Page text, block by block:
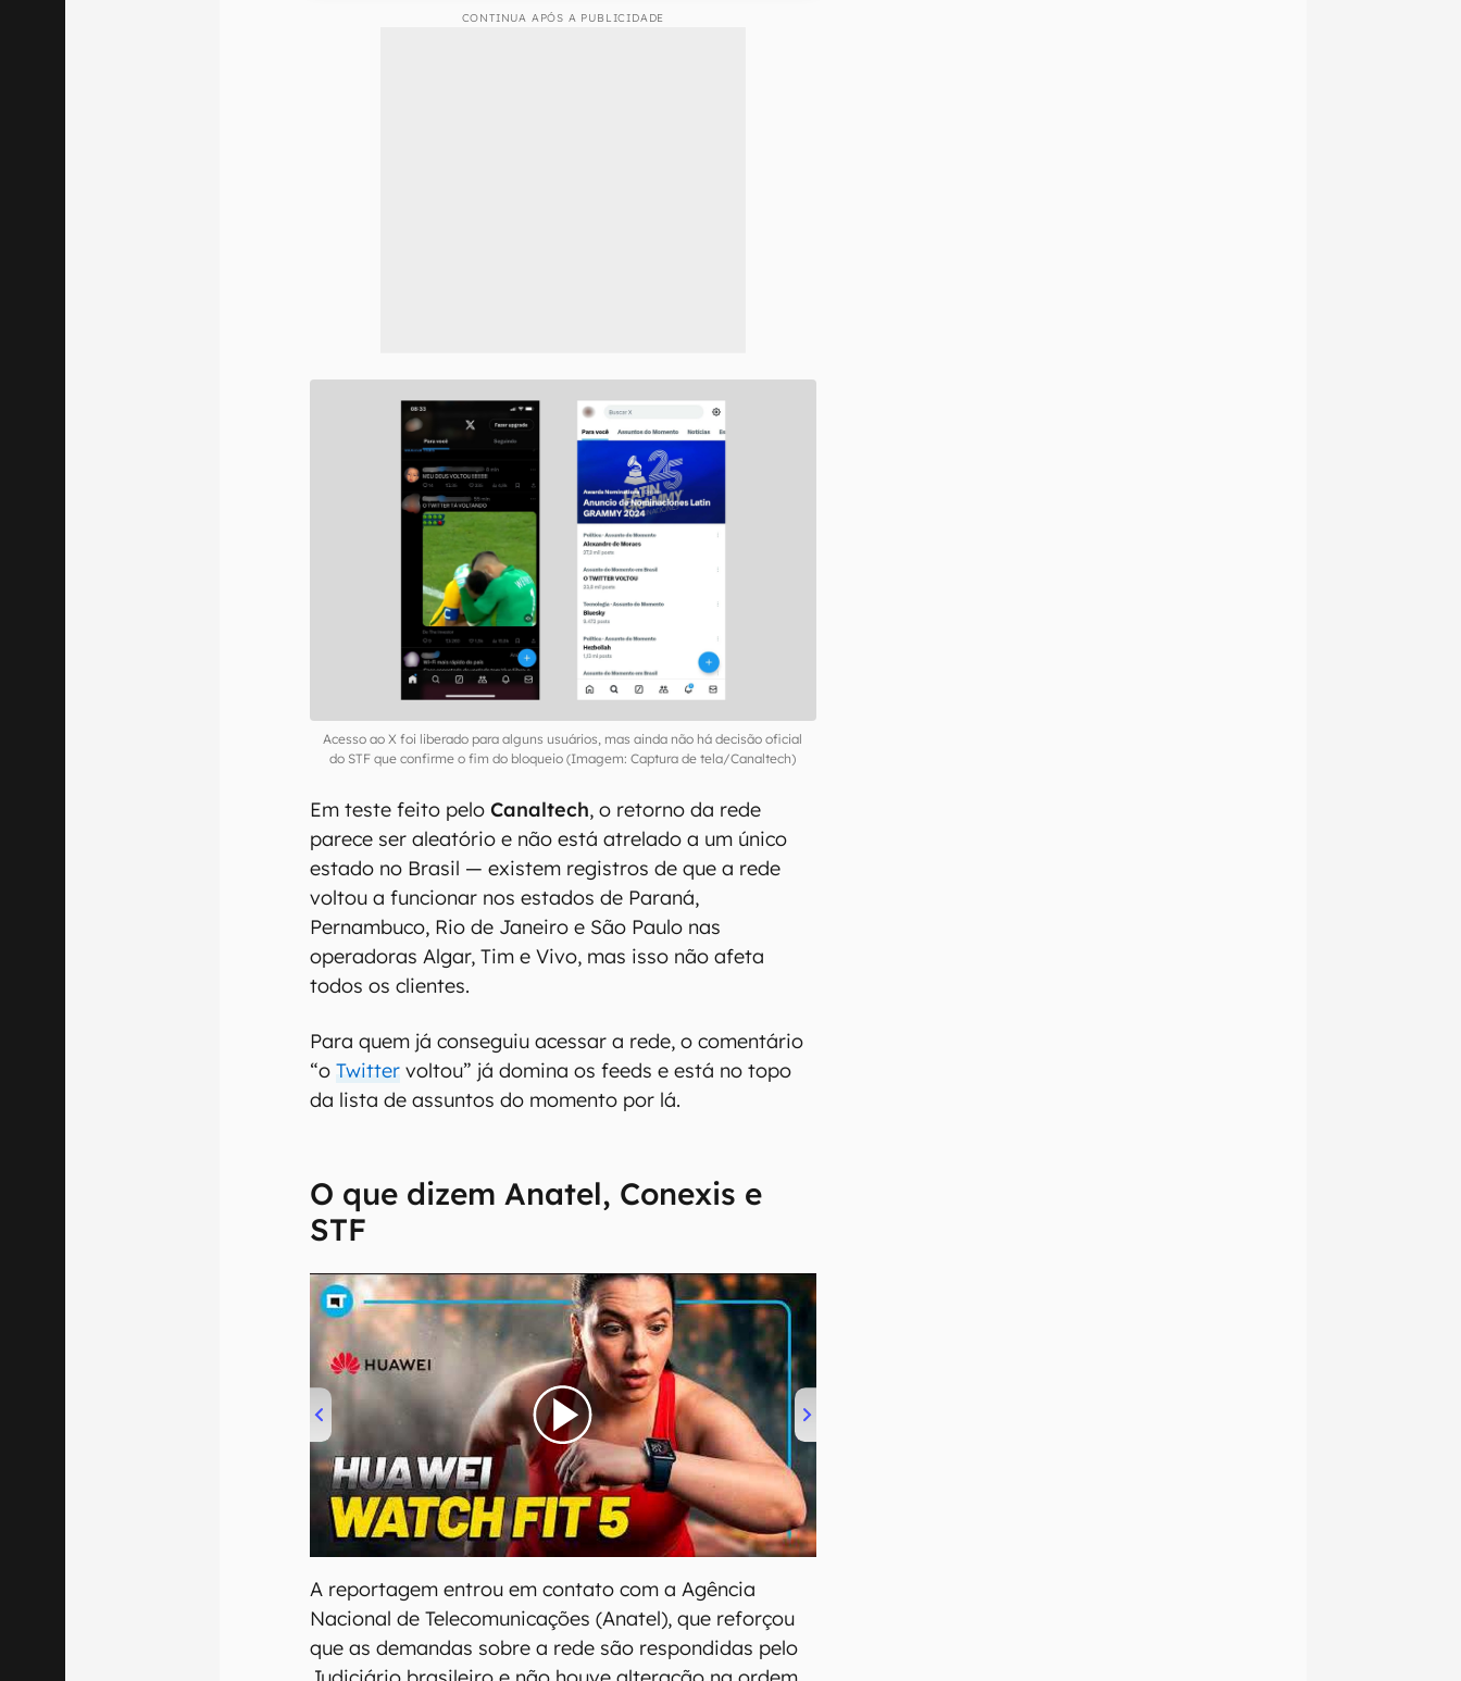
CONTINUA APÓS A PUBLICIDADE
Acesso ao X foi liberado para alguns usuários, mas ainda não há decisão oficial
do STF que confirme o fim do bloqueio (Imagem: Captura de tela/Canaltech)
Em teste feito peloCanaltech, o retorno da rede
parece ser aleatório e não está atrelado a um único
estado no Brasil — existem registros de que a rede
voltou a funcionar nos estados de Paraná,
Pernambuco, Rio de Janeiro e São Paulo nas
operadoras Algar, Tim e Vivo, mas isso não afeta
todos os clientes.
Para quem já conseguiu acessar a rede, o comentário
“oTwitter voltou” já domina os feeds e está no topo
da lista de assuntos do momento por lá.
O que dizem Anatel, Conexis e
STF
00:00/04:51
A reportagem entrou em contato com a Agência
Nacional de Telecomunicações (Anatel), que reforçou
que as demandas sobre a rede são respondidas pelo